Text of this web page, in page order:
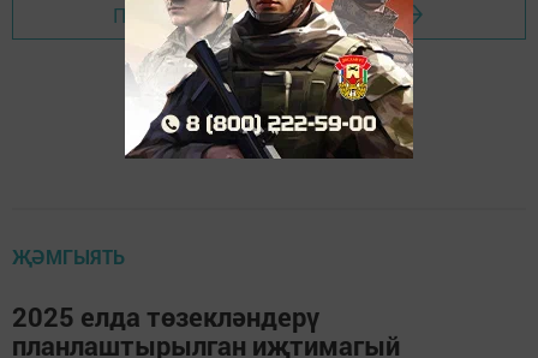
Перейти на страницу новости
ҖӘМГЫЯТЬ
2025 елда төзекләндерү
планлаштырылган иҗтимагый